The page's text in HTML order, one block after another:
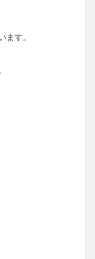
ます。